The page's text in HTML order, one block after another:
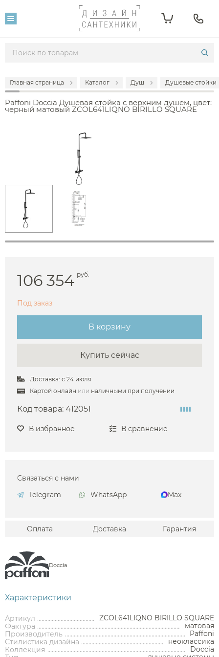
Аксессуары
Главная страница Каталог Душ Душевые стойки
Paffoni Doccia Душевая стойка с верхним душем, цвет:
черный матовый ZCOL641LIQNO BIRILLO SQUARE
106 354 руб.
Под заказ
В корзину
Купить сейчас
Доставка: с 24 июля
Картой онлайн или наличными при получении
Код товара: 412051
В избранное В сравнение
Связаться с нами
Telegram
WhatsApp Max
Оплата Доставка Гарантия
Doccia
Характеристики
Артикул
ZCOL641LIQNO BIRILLO SQUARE
Фактура
матовая
Производитель
Paffoni
Стилистика дизайна
неоклассика
Коллекция
Doccia